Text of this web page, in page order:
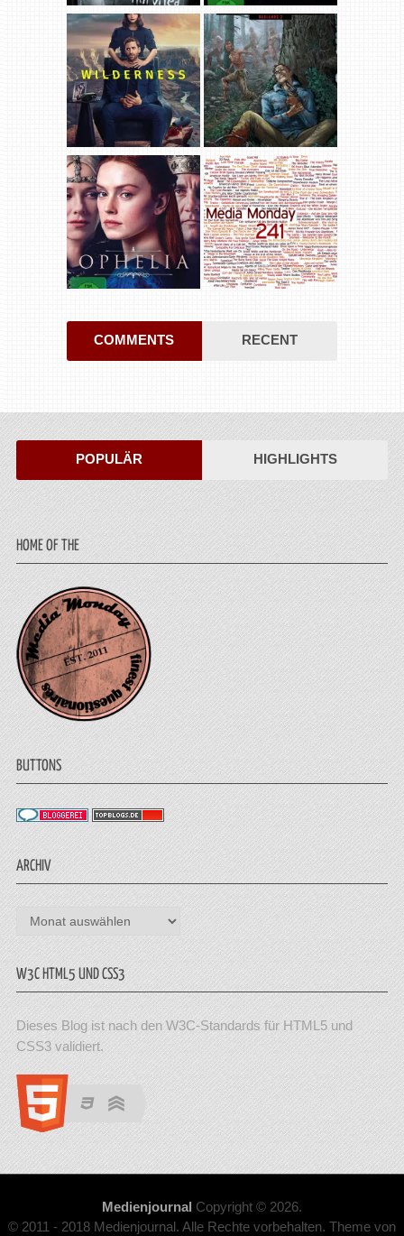
COMMENTS RECENT
POPULÄR HIGHLIGHTS
HOME OF THE
BUTTONS
ARCHIV
Archiv
W3C HTML5 UND CSS3
Dieses Blog ist nach den W3C-Standards für HTML5 und
CSS3 validiert.
Medienjournal Copyright © 2026.
© 2011 - 2018 Medienjournal. Alle Rechte vorbehalten. Theme von